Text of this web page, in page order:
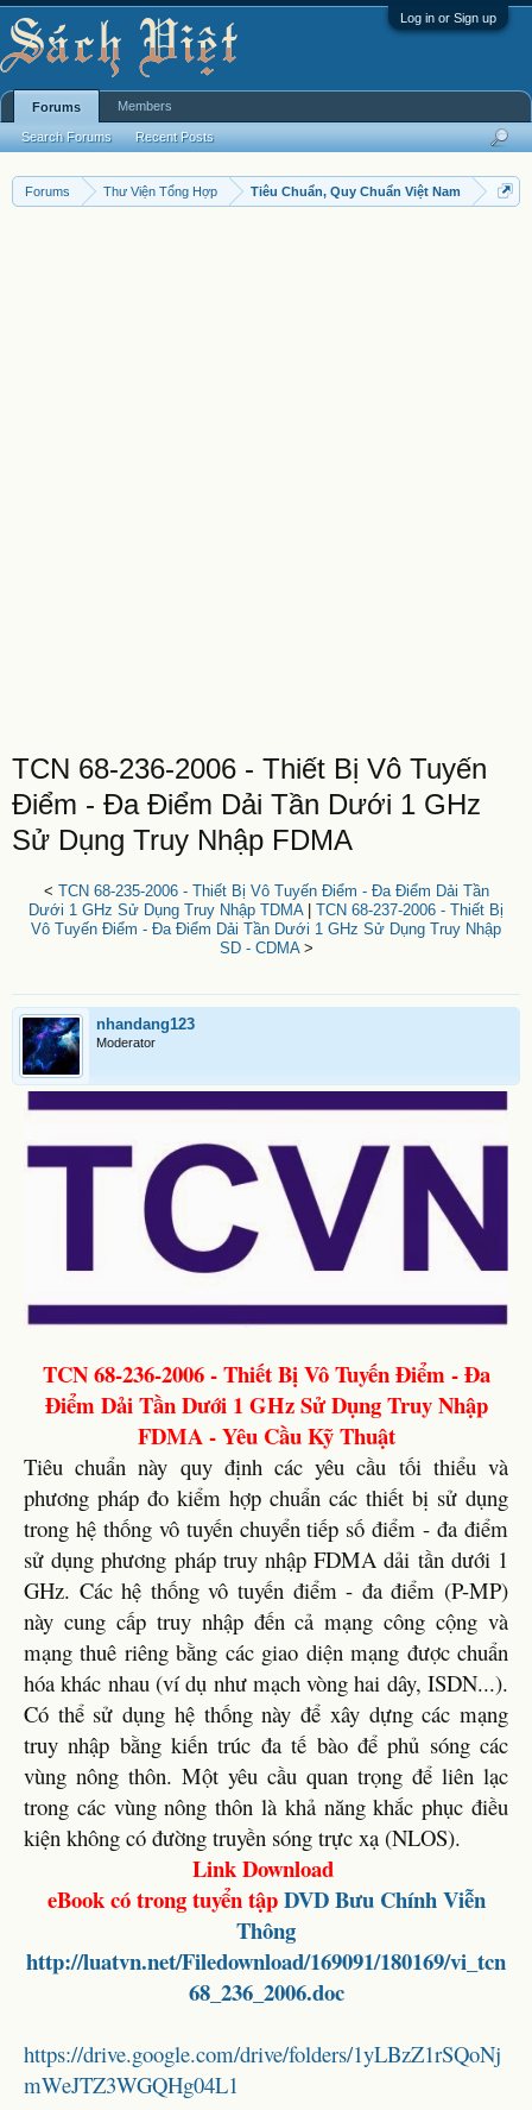
Log in or Sign up
Forums Thư Viện Tổng Hợp Tiêu Chuẩn, Quy Chuẩn Việt Nam
TCN 68-236-2006 - Thiết Bị Vô Tuyến
Điểm - Đa Điểm Dải Tần Dưới 1 GHz
Sử Dụng Truy Nhập FDMA
< TCN 68-235-2006 - Thiết Bị Vô Tuyến Điểm - Đa Điểm Dải Tần
Dưới 1 GHz Sử Dụng Truy Nhập TDMA| TCN 68-237-2006 - Thiết Bị
Vô Tuyến Điểm - Đa Điểm Dải Tần Dưới 1 GHz Sử Dụng Truy Nhập
SD - CDMA>
nhandang123
Moderator
TCN 68-236-2006 - Thiết Bị Vô Tuyến Điểm - Đa
Điểm Dải Tần Dưới 1 GHz Sử Dụng Truy Nhập
FDMA - Yêu Cầu Kỹ Thuật
Tiêu chuẩn này quy định các yêu cầu tối thiểu và
phương pháp đo kiểm hợp chuẩn các thiết bị sử dụng
trong hệ thống vô tuyến chuyển tiếp số điểm - đa điểm
sử dụng phương pháp truy nhập FDMA dải tần dưới 1
GHz. Các hệ thống vô tuyến điểm - đa điểm (P-MP)
này cung cấp truy nhập đến cả mạng công cộng và
mạng thuê riêng bằng các giao diện mạng được chuẩn
hóa khác nhau (ví dụ như mạch vòng hai dây, ISDN...).
Có thể sử dụng hệ thống này để xây dựng các mạng
truy nhập bằng kiến trúc đa tế bào để phủ sóng các
vùng nông thôn. Một yêu cầu quan trọng để liên lạc
trong các vùng nông thôn là khả năng khắc phục điều
kiện không có đường truyền sóng trực xạ (NLOS).
Link Download
eBook có trong tuyển tậpDVDBưu Chính Viễn
Thông
http://luatvn.net/Filedownload/169091/180169/vi_tcn
68_236_2006.doc
https://drive.google.com/drive/folders/1yLBzZ1rSQoNj
mWeJTZ3WGQHg04L1
Forums
Search Forums Recent Posts
Members